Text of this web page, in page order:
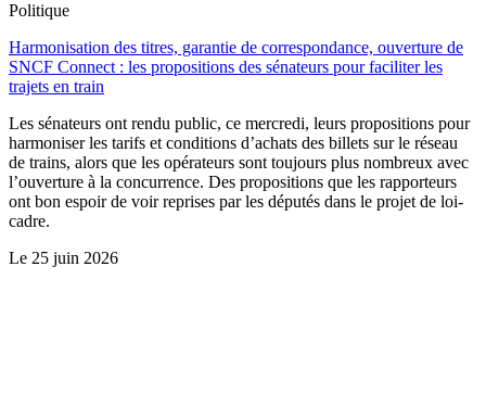
Politique
Harmonisation des titres, garantie de correspondance, ouverture de
SNCF Connect : les propositions des sénateurs pour faciliter les
trajets en train
Les sénateurs ont rendu public, ce mercredi, leurs propositions pour
harmoniser les tarifs et conditions d’achats des billets sur le réseau
de trains, alors que les opérateurs sont toujours plus nombreux avec
l’ouverture à la concurrence. Des propositions que les rapporteurs
ont bon espoir de voir reprises par les députés dans le projet de loi-
cadre.
Le 25 juin 2026